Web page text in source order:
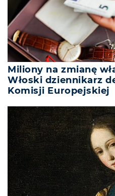
Miliony na zmianę
Włoski dziennikarz
Komisji Europejskiej